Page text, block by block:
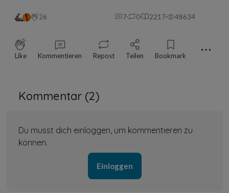
26 7 0 2217 48634
Like Kommentieren Repost Teilen Bookmark ⋯
Kommentar (2)
Du musst dich einloggen, um kommentieren zu
können.
Einloggen